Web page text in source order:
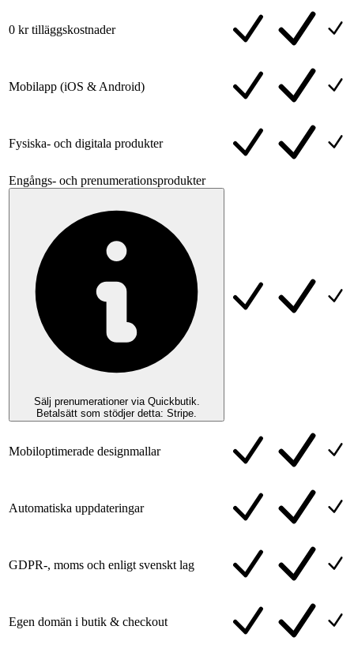
0 kr tilläggskostnader
Mobilapp (iOS & Android)
Fysiska- och digitala produkter
Engångs- och prenumerationsprodukter
Sälj prenumerationer via Quickbutik.
Betalsätt som stödjer detta: Stripe.
Mobiloptimerade designmallar
Automatiska uppdateringar
GDPR-, moms och enligt svenskt lag
Egen domän i butik & checkout